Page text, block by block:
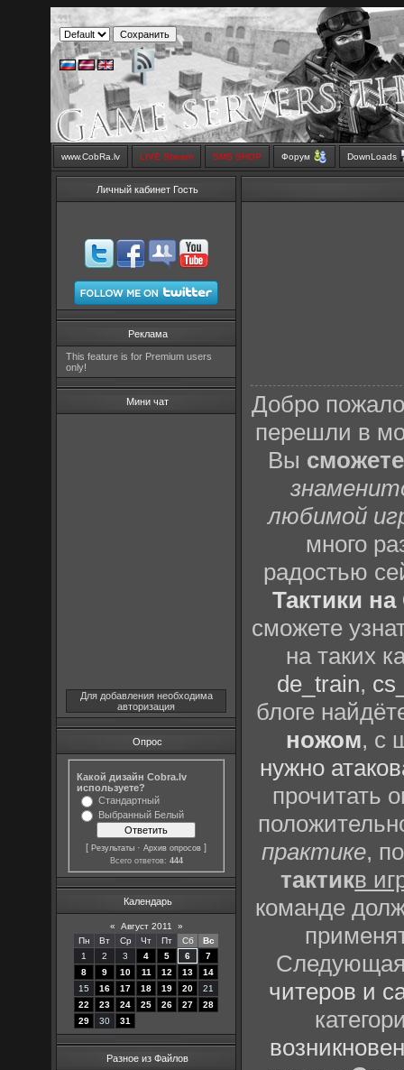
www.CobRa.lv LIVE Stream SMS SHOP Форум DownLoads
Личный кабинет Гость
Реклама
This feature is for Premium users
only!
Мини чат
Для добавления необходима
авторизация
Опрос
Какой дизайн Cobra.lv
используете?
Стандартный
Выбранный Белый
[Результаты ·Архив опросов ]
Всего ответов: 444
Календарь
« Август 2011
»
Пн
Вт Ср Чт Пт Сб
Вс
1
2 3 4 5 6
7
8
9 10 11 12 13
14
15
16 17 18 19 20
21
22
23 24 25 26 27
28
29
30 31
Разное из Файлов
Добро
перешли в
Вы
любимой
много
радостью
Тактики
сможете
на таких
de_train,
блоге
ножом, с
нужно
прочитать
практике,
тактикв
команде
Следующая
читеров и